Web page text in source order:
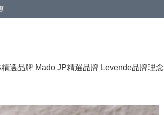
精選品牌 Mado JP精選品牌 Levende品牌理念